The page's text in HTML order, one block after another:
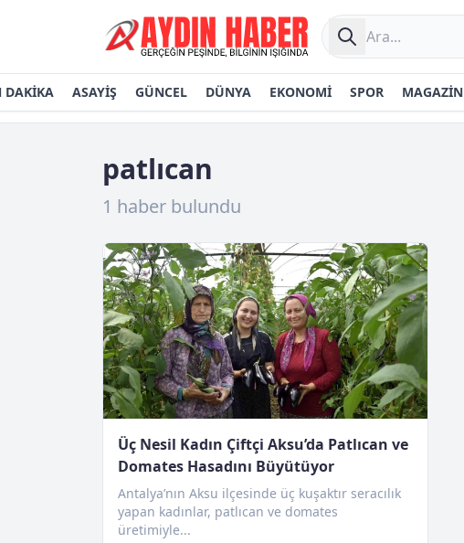
DAKİKA ASAYİŞ GÜNCEL DÜNYA EKONOMİ SPOR MAGAZİN
patlıcan
1 haber bulundu
Üç Nesil Kadın Çiftçi Aksu’da Patlıcan ve
Domates Hasadını Büyütüyor
Antalya’nın Aksu ilçesinde üç kuşaktır seracılık
yapan kadınlar, patlıcan ve domates
üretimiyle...